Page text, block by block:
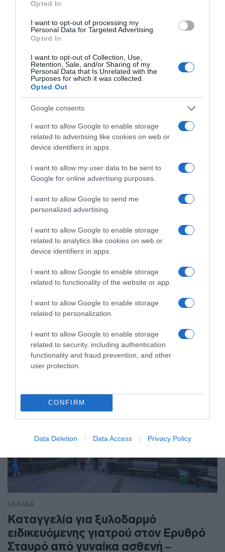
Opted In
I want to opt-out of processing my
Personal Data for Targeted Advertising.
Opted In
I want to opt-out of Collection, Use,
Retention, Sale, and/or Sharing of my
Personal Data that Is Unrelated with the
Purposes for which it was collected.
Opted Out
Google consents
I want to allow Google to enable storage
related to advertising like cookies on web or
device identifiers in apps.
I want to allow my user data to be sent to
Google for online advertising purposes.
I want to allow Google to send me
personalized advertising.
I want to allow Google to enable storage
related to analytics like cookies on web or
device identifiers in apps.
I want to allow Google to enable storage
related to functionality of the website or app.
I want to allow Google to enable storage
related to personalization.
I want to allow Google to enable storage
related to security, including authentication
functionality and fraud prevention, and other
user protection.
CONFIRM
Data Deletion Data Access Privacy Policy
ΕΛΛΑΔΑ
ΕΛΛΑΔΑ
Παλαιό Φάληρο: Συνελήφθη 49χρονος
ως μέλος της εγκληματικής
οργάνωσης του “Έντικ” –
Κατηγορείται για εκβιασμούς και
ξυλοδαρμούς επιχειρηματιών
Ο άνδρας είχε διαφύγει στο εξωτερικό κι επέστρεψε στην
ΕΛΛΑΔΑ
Καταγγελία για ξυλοδαρμό
ειδικευόμενης γιατρού στον Ερυθρό
Σταυρό από γυναίκα ασθενή –